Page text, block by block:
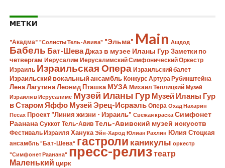
МЕТКИ
"Акадма" "Солисты Тель-Авива" "Эльма" Main Ашдод
Бабель Бат-ШеваДжаз в музее Иланы Гур Заметки по
четвергам Иерусалим Иерусалимский Симфонический Оркестр
Израиль Израильская Опера Израильский балет
Израильский вокальный ансамбль Конкурс Артура Рубинштейна
Лена Лагутина Леонид Пташка МУЗА Михаил Теплицкий Музей
Израиля в Иерусалиме Музей Иланы Гур Музей Иланы Гур
в Старом Яффо Музей Эрец-Исраэль Опера Охад Нахарин
Песах Проект "Линия жизни - Израиль" Свежая краска Симфонет
Раанана Суккот Тель-Авив Тель-Авивский музей искусств
Фестиваль Израиля Ханука Эйн-Харод Юлиан Рахлин Юлия Стоцкая
ансамбль "Бат-Шева" гастроли каникулы оркестр
"Симфонет Раанана" пресс-релизтеатр
Маленький цирк